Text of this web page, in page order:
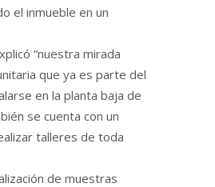
el inmueble en un
“nuestra mirada
que ya es parte del
en la planta baja de
se cuenta con un
talleres de toda
de muestras